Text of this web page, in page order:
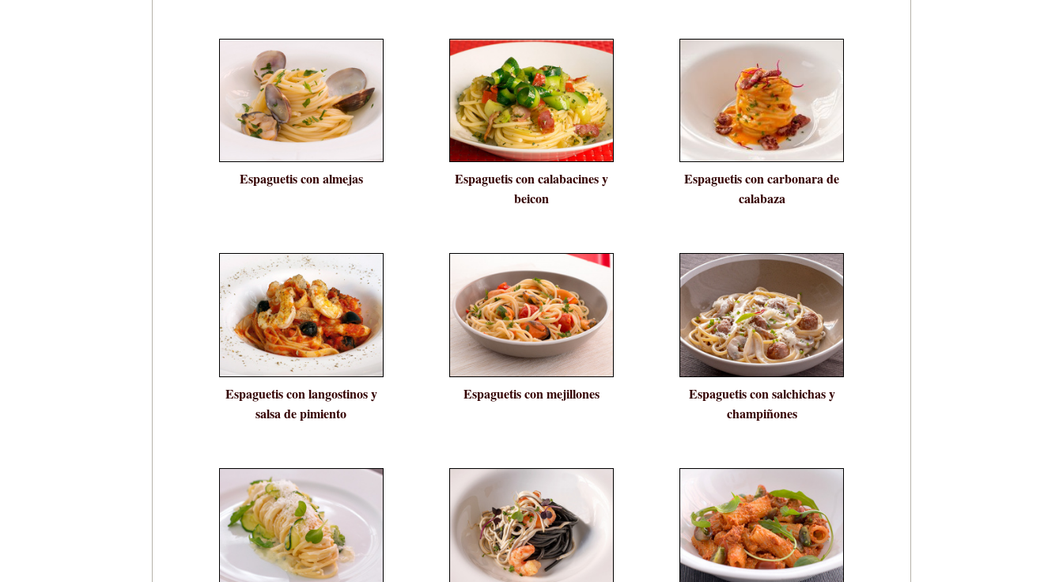
Espaguetis con almejas
Espaguetis con calabacines y
beicon
Espaguetis con carbonara de
calabaza
Espaguetis con langostinos y
salsa de pimiento
Espaguetis con mejillones
Espaguetis con salchichas y
champiñones